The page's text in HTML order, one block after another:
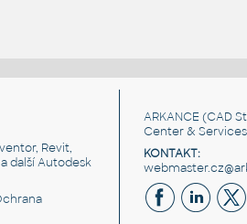
Revit,
a další Autodesk
ARKANCE (CAD
Center &
KONTAKT: